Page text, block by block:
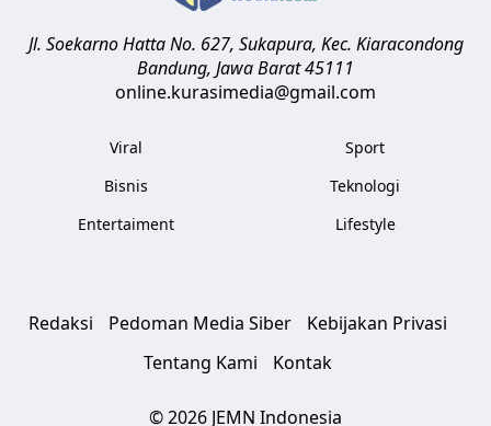
Jl. Soekarno Hatta No. 627, Sukapura, Kec. Kiaracondong
Bandung, Jawa Barat45111
online.kurasimedia@gmail.com
Viral
Bisnis
Entertaiment
Sport
Teknologi
Lifestyle
Redaksi Pedoman Media Siber
Kebijakan Privasi
Tentang Kami
Kontak
© 2026 JEMN Indonesia